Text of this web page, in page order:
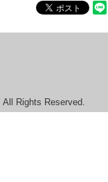
Rights Reserved.